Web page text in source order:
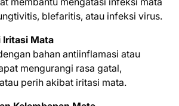
blefaritis, atau infeksi virus.
Iritasi Mata
bahan antiinflamasi atau
mengurangi rasa gatal,
perih akibat iritasi mata.